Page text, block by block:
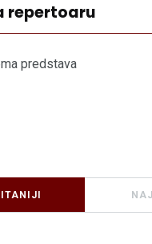
repertoaru
predstava